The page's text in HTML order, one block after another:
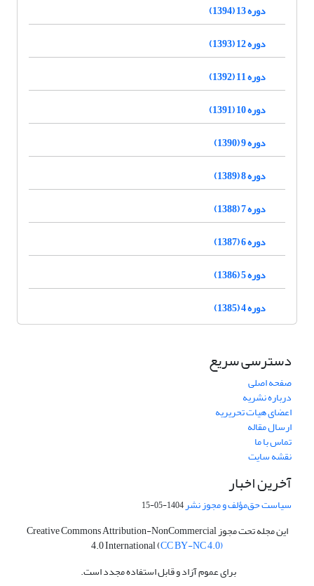
دوره 13 (1394)
دوره 12 (1393)
دوره 11 (1392)
دوره 10 (1391)
دوره 9 (1390)
دوره 8 (1389)
دوره 7 (1388)
دوره 6 (1387)
دوره 5 (1386)
دوره 4 (1385)
دسترسی سریع
صفحه اصلی
درباره نشریه
اعضای هیات تحریریه
ارسال مقاله
تماس با ما
نقشه سایت
آخرین اخبار
سیاست حق‌مؤلف و مجوز نشر1404-05-15
این مجله تحت مجوز Creative Commons Attribution-NonCommercial
4.0 International (CC BY-NC 4.0)
برای عموم آزاد و قابل استفاده مجدد است.